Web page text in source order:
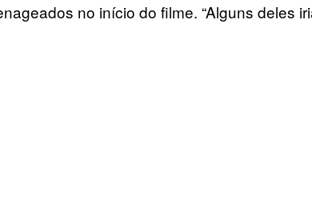
no início do filme. “Alguns deles